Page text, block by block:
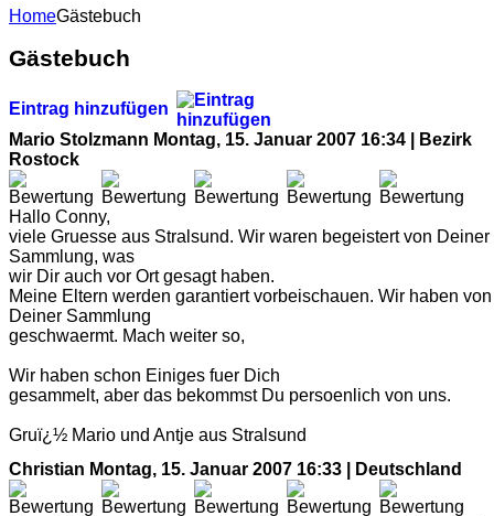
HomeGästebuch
Gästebuch
Eintrag hinzufügen
Mario Stolzmann Montag, 15. Januar 2007 16:34 | Bezirk
Rostock
Hallo Conny,
viele Gruesse aus Stralsund. Wir waren begeistert von Deiner
Sammlung, was
wir Dir auch vor Ort gesagt haben.
Meine Eltern werden garantiert vorbeischauen. Wir haben von
Deiner Sammlung
geschwaermt. Mach weiter so,
Wir haben schon Einiges fuer Dich
gesammelt, aber das bekommst Du persoenlich von uns.
Gruï¿½ Mario und Antje aus Stralsund
Christian Montag, 15. Januar 2007 16:33 | Deutschland